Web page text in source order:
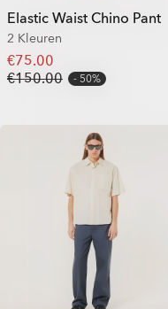
Elastic Waist Chino Pant
2 Kleuren
€75.00
€150.00
50%